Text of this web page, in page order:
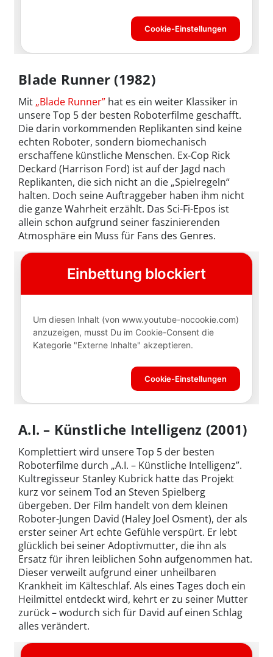
Blade Runner (1982)
Mit „Blade Runner” hat es ein weiter Klassiker in
unsere Top 5 der besten Roboterfilme geschafft.
Die darin vorkommenden Replikanten sind keine
echten Roboter, sondern biomechanisch
erschaffene künstliche Menschen. Ex-Cop Rick
Deckard (Harrison Ford) ist auf der Jagd nach
Replikanten, die sich nicht an die „Spielregeln“
halten. Doch seine Auftraggeber haben ihm nicht
die ganze Wahrheit erzählt. Das Sci-Fi-Epos ist
allein schon aufgrund seiner faszinierenden
Atmosphäre ein Muss für Fans des Genres.
A.I. – Künstliche Intelligenz (2001)
Komplettiert wird unsere Top 5 der besten
Roboterfilme durch „A.I. – Künstliche Intelligenz”.
Kultregisseur Stanley Kubrick hatte das Projekt
kurz vor seinem Tod an Steven Spielberg
übergeben. Der Film handelt von dem kleinen
Roboter-Jungen David (Haley Joel Osment), der als
erster seiner Art echte Gefühle verspürt. Er lebt
glücklich bei seiner Adoptivmutter, die ihn als
Ersatz für ihren leiblichen Sohn aufgenommen hat.
Dieser verweilt aufgrund einer unheilbaren
Krankheit im Kälteschlaf. Als eines Tages doch ein
Heilmittel entdeckt wird, kehrt er zu seiner Mutter
zurück – wodurch sich für David auf einen Schlag
alles verändert.